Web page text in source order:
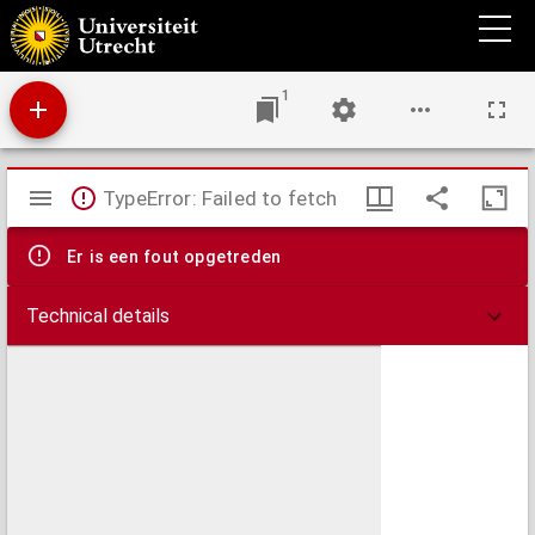
Brachylogus
1
Mirador
viewer
TypeError: Failed to fetch
Er is een fout opgetreden
Technical details